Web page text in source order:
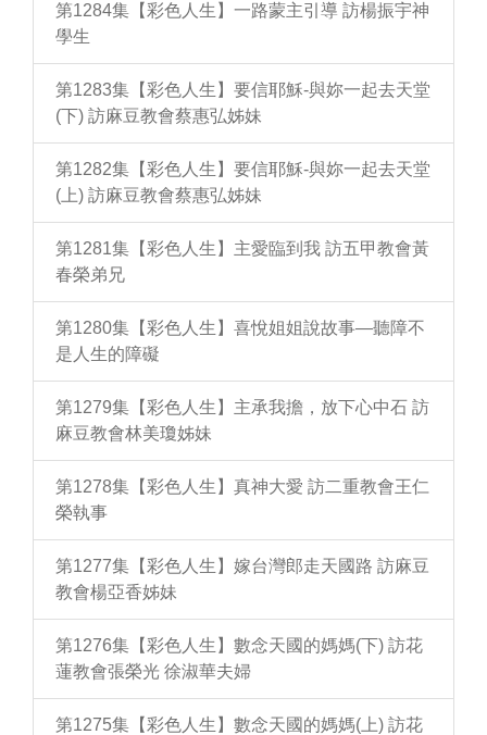
第1284集【彩色人生】一路蒙主引導 訪楊振宇神
學生
第1283集【彩色人生】要信耶穌-與妳一起去天堂
(下) 訪麻豆教會蔡惠弘姊妹
第1282集【彩色人生】要信耶穌-與妳一起去天堂
(上) 訪麻豆教會蔡惠弘姊妹
第1281集【彩色人生】主愛臨到我 訪五甲教會黃
春榮弟兄
第1280集【彩色人生】喜悅姐姐說故事—聽障不
是人生的障礙
第1279集【彩色人生】主承我擔，放下心中石 訪
麻豆教會林美瓊姊妹
第1278集【彩色人生】真神大愛 訪二重教會王仁
榮執事
第1277集【彩色人生】嫁台灣郎走天國路 訪麻豆
教會楊亞香姊妹
第1276集【彩色人生】數念天國的媽媽(下) 訪花
蓮教會張榮光 徐淑華夫婦
第1275集【彩色人生】數念天國的媽媽(上) 訪花